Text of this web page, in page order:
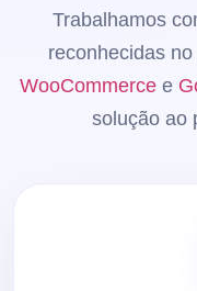
Trabalhamos
reconhecidas
WooCommercee
solução ao